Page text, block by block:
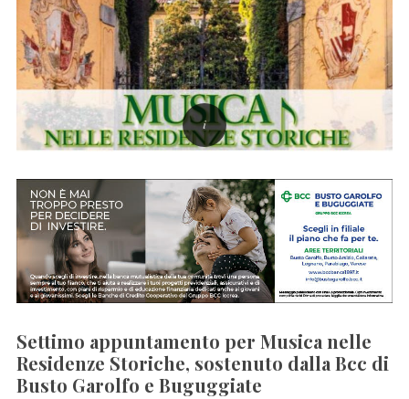
Settimo appuntamento per Musica nelle
Residenze Storiche, sostenuto dalla Bcc di
Busto Garolfo e Buguggiate